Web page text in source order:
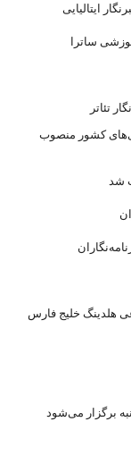
ایتالیایی
ساترا
تئاتر
کشور منصوب
شد
هلدینگ خلیج فارس
برگزار می‌شود